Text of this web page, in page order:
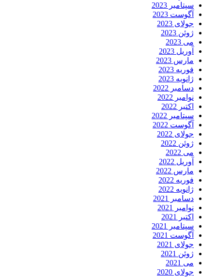
سپتامبر 2023
آگوست 2023
جولای 2023
ژوئن 2023
می 2023
آوریل 2023
مارس 2023
فوریه 2023
ژانویه 2023
دسامبر 2022
نوامبر 2022
اکتبر 2022
سپتامبر 2022
آگوست 2022
جولای 2022
ژوئن 2022
می 2022
آوریل 2022
مارس 2022
فوریه 2022
ژانویه 2022
دسامبر 2021
نوامبر 2021
اکتبر 2021
سپتامبر 2021
آگوست 2021
جولای 2021
ژوئن 2021
می 2021
جولای 2020